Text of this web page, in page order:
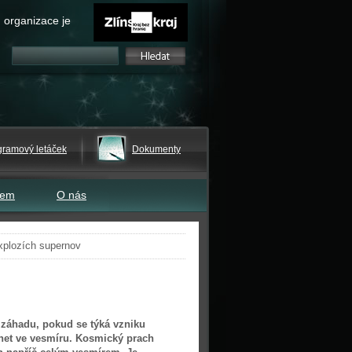
organizace je
letáček Dokumenty
O nás
supernov
pokud se týká vzniku
ve vesmíru. Kosmický prach